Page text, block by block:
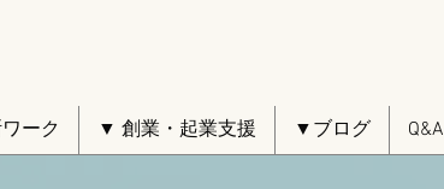
ーク ▼ 創業・起業支援 ▼ブログ Q&A